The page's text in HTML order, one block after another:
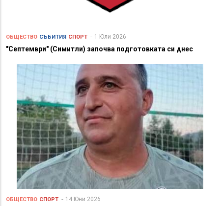
ОБЩЕСТВО СЪБИТИЯ СПОРТ 1 Юли 2026
"Септември" (Симитли) започва подготовката си днес
ОБЩЕСТВО СПОРТ 14 Юни 2026